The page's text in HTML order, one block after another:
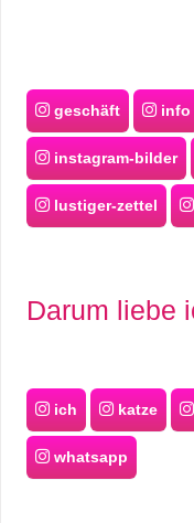
geschäft info
instagram-bilder
lustiger-zettel
Darum liebe
ich katze
whatsapp